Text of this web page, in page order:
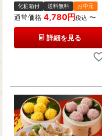
化粧箱付 送料無料 お中元
通常価格 4,780 税込 〜
詳細を見る